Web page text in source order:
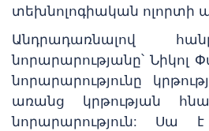
տեխնոլոգիական ոլորտի
Անդրադառնալով
նորարարությանը՝ Նիկոլ
նորարարությունը
առանց կրթության
նորարարություն: